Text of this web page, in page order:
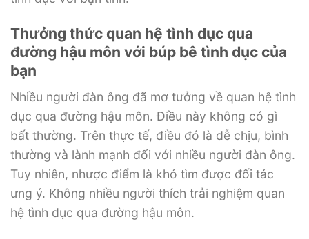
Thưởng thức quan hệ tình dục qua
đường hậu môn với búp bê tình dục của
bạn
Nhiều người đàn ông đã mơ tưởng về quan hệ tình
dục qua đường hậu môn. Điều này không có gì
bất thường. Trên thực tế, điều đó là dễ chịu, bình
thường và lành mạnh đối với nhiều người đàn ông.
Tuy nhiên, nhược điểm là khó tìm được đối tác
ưng ý. Không nhiều người thích trải nghiệm quan
hệ tình dục qua đường hậu môn.